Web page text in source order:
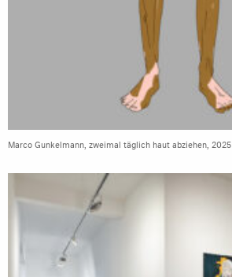
Marco Gunkelmann, zweimal täglich haut abziehen, 2025